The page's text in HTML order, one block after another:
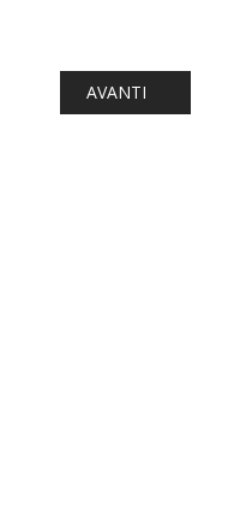
TUA RIPRISTINERÀ
ARTICOLO
AVANTI